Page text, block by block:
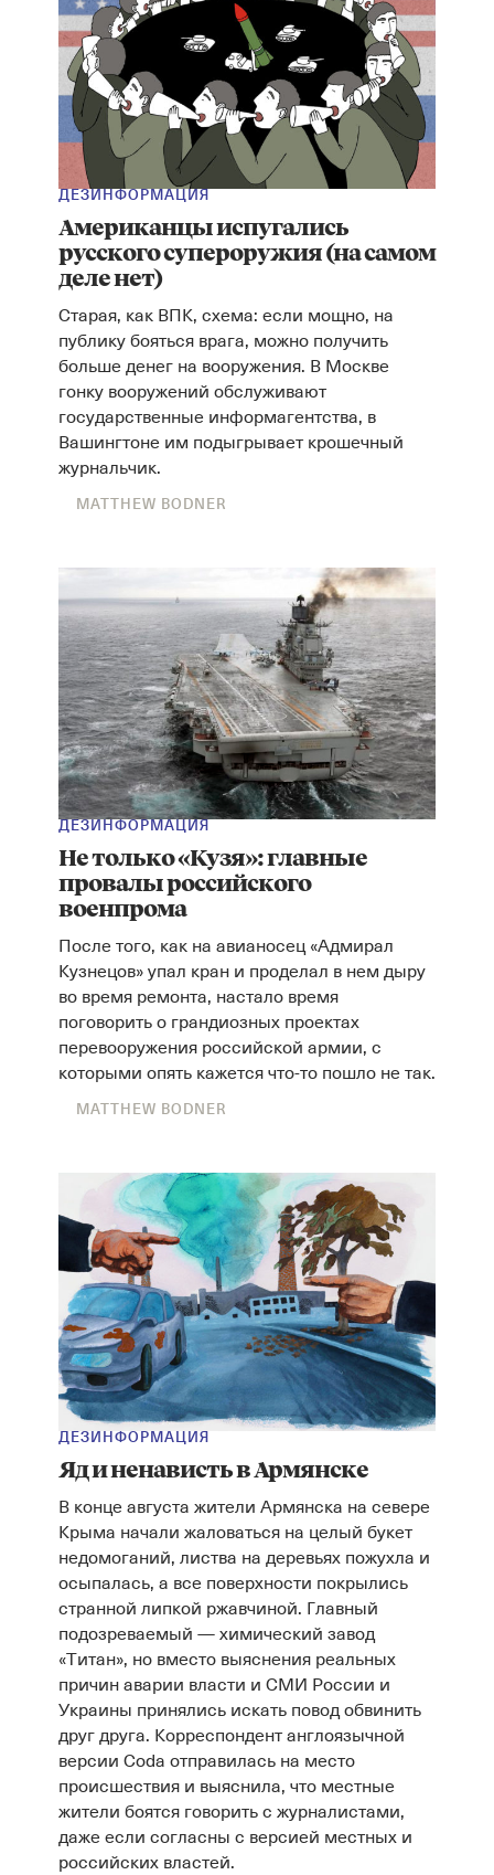
ДЕЗИНФОРМАЦИЯ
Американцы испугались
русского супероружия (на самом
деле нет)
Старая, как ВПК, схема: если мощно, на
публику бояться врага, можно получить
больше денег на вооружения. В Москве
гонку вооружений обслуживают
государственные информагентства, в
Вашингтоне им подыгрывает крошечный
журнальчик.
MATTHEW BODNER
ДЕЗИНФОРМАЦИЯ
Не только «Кузя»: главные
провалы российского
военпрома
После того, как на авианосец «Адмирал
Кузнецов» упал кран и проделал в нем дыру
во время ремонта, настало время
поговорить о грандиозных проектах
перевооружения российской армии, с
которыми опять кажется что-то пошло не так.
MATTHEW BODNER
ДЕЗИНФОРМАЦИЯ
Яд и ненависть в Армянске
В конце августа жители Армянска на севере
Крыма начали жаловаться на целый букет
недомоганий, листва на деревьях пожухла и
осыпалась, а все поверхности покрылись
странной липкой ржавчиной. Главный
подозреваемый — химический завод
«Титан», но вместо выяснения реальных
причин аварии власти и СМИ России и
Украины принялись искать повод обвинить
друг друга. Корреспондент англоязычной
версии Coda отправилась на место
происшествия и выяснила, что местные
жители боятся говорить с журналистами,
даже если согласны с версией местных и
российских властей.